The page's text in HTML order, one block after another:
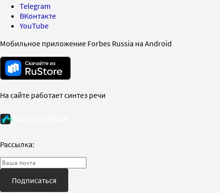
Telegram
ВКонтакте
YouTube
Мобильное приложение Forbes Russia на Android
На сайте работает синтез речи
Рассылка:
Подписаться